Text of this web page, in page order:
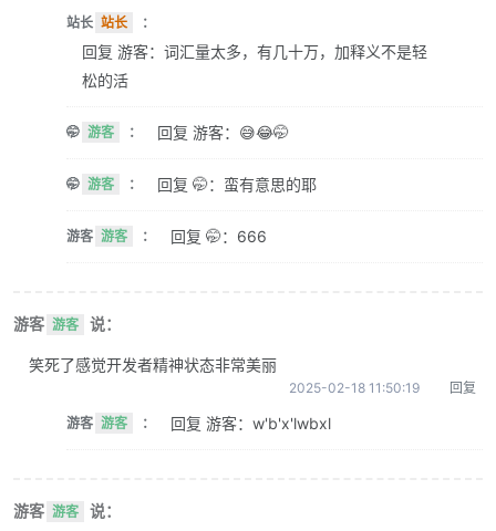
站长 站长 ：
回复 游客：词汇量太多，有几十万，加释义不是轻
松的活
🤭 游客 ： 回复 游客：😅😂🤭
🤭 游客 ： 回复 🤭：蛮有意思的耶
游客 游客 ： 回复 🤭：666
游客 游客 说：
笑死了感觉开发者精神状态非常美丽
2025-02-18 11:50:19 回复
游客 游客 ： 回复 游客：w'b'x'lwbxl
游客 游客 说：